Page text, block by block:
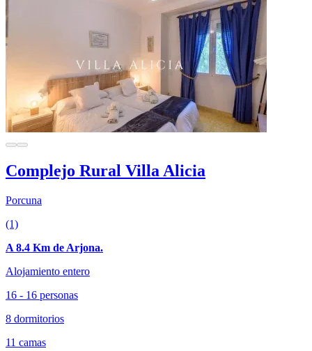
Complejo Rural Villa Alicia
Porcuna
(1)
A 8.4 Km de Arjona.
Alojamiento entero
16 - 16 personas
8 dormitorios
11 camas